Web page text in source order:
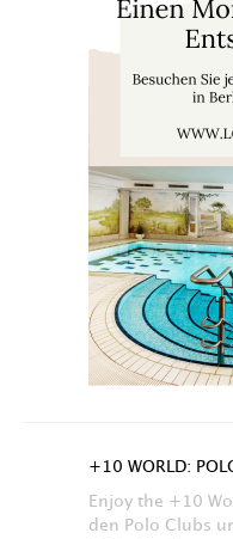
+10 WORLD:
Enjoy the +10
den Polo Clubs